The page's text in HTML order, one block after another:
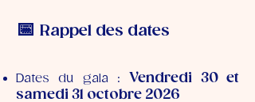
📅 Rappel des dates
Dates du gala : Vendredi 30 et
samedi 31 octobre 2026